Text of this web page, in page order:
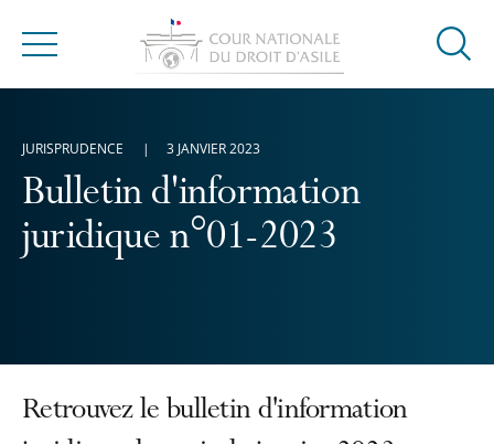
Menu
Ouvrir
Bulletin d'information
juridique n°01-2023
JURISPRUDENCE 3 JANVIER 2023
Retrouvez le bulletin d'information